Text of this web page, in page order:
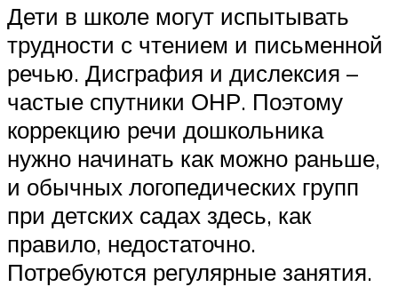
Дети в школе могут испытывать
трудности с чтением и письменной
речью. Дисграфия и дислексия –
частые спутники ОНР. Поэтому
коррекцию речи дошкольника
нужно начинать как можно раньше,
и обычных логопедических групп
при детских садах здесь, как
правило, недостаточно.
Потребуются регулярные занятия.